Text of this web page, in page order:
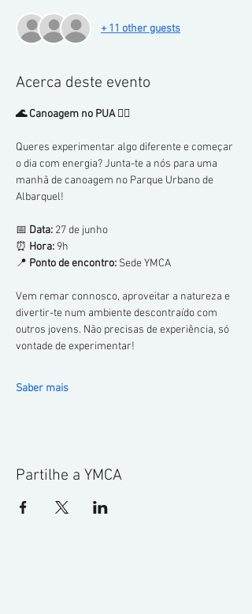
+ 11 other guests
Acerca deste evento
🌊 Canoagem no PUA 🚣‍♂️
Queres experimentar algo diferente e começar
o dia com energia? Junta-te a nós para uma
manhã de canoagem no Parque Urbano de
Albarquel!
📅 Data: 27 de junho
⏰ Hora: 9h
📍 Ponto de encontro: Sede YMCA
Vem remar connosco, aproveitar a natureza e
divertir-te num ambiente descontraído com
outros jovens. Não precisas de experiência, só
vontade de experimentar!
Saber mais
Partilhe a YMCA